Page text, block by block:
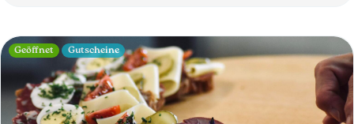
Geöffnet Gutscheine